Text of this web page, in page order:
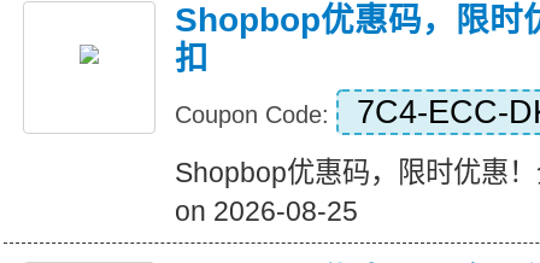
Shopbop优惠码，限时
扣
Coupon Code: 7C4-ECC-
Shopbop优惠码，限时优惠
on 2026-08-25